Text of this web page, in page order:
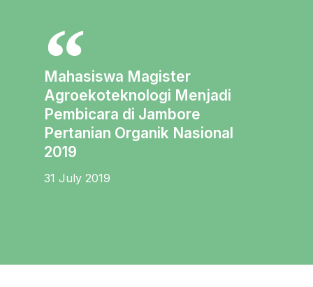
Mahasiswa Magister
Agroekoteknologi Menjadi
Pembicara di Jambore
Pertanian Organik Nasional
2019
31 July 2019